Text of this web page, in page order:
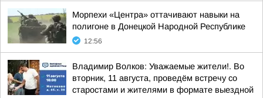
Морпехи «Центра» оттачивают навыки на
полигоне в Донецкой Народной Республике
12:56
Владимир Волков: Уважаемые жители!. Во
вторник, 11 августа, проведём встречу со
старостами и жителями в формате выездной